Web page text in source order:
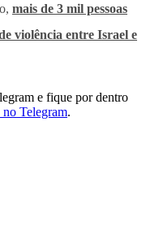
mais de 3 mil pessoas
violência entre Israel e
e fique por dentro
Telegram.